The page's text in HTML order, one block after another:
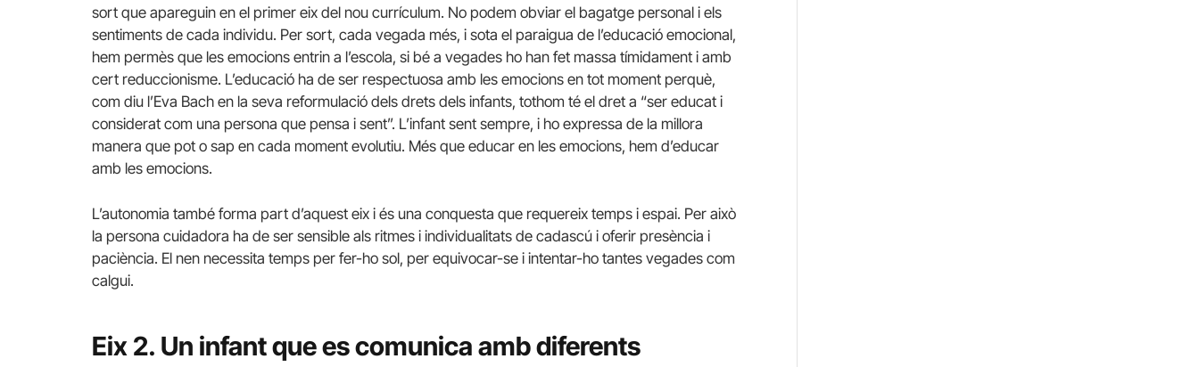
sort que apareguin en el primer eix del nou currículum. No podem obviar el bagatge personal i els
sentiments de cada individu. Per sort, cada vegada més, i sota el paraigua de l’educació emocional,
hem permès que les emocions entrin a l’escola, si bé a vegades ho han fet massa tímidament i amb
cert reduccionisme. L’educació ha de ser respectuosa amb les emocions en tot moment perquè,
com diu l’Eva Bach en la seva reformulació dels drets dels infants, tothom té el dret a “ser educat i
considerat com una persona que pensa i sent”. L’infant sent sempre, i ho expressa de la millora
manera que pot o sap en cada moment evolutiu. Més que educar en les emocions, hem d’educar
amb les emocions.
L’autonomia també forma part d’aquest eix i és una conquesta que requereix temps i espai. Per això
la persona cuidadora ha de ser sensible als ritmes i individualitats de cadascú i oferir presència i
paciència. El nen necessita temps per fer-ho sol, per equivocar-se i intentar-ho tantes vegades com
calgui.
Eix 2. Un infant que es comunica amb diferents